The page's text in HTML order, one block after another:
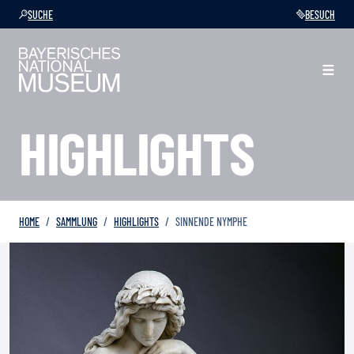
SUCHE BESUCH
HIGHLIGHTS
HOME SAMMLUNG HIGHLIGHTS SINNENDE NYMPHE